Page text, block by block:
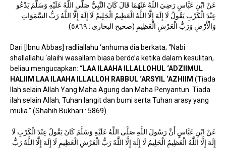
عَنْ ابْنِ عَبَّاسٍ رَضِيَ اللَّهُ عَنْهُمَا قَالَ كَانَ النَّبِيُّ صَلَّى اللَّهُ عَلَيْهِ وَسَلَّمَ يَدْعُو
عِنْدَ الْكَرْبِ يَقُولُ لَا إِلَهَ إِلَّا اللَّهُ الْعَظِيمُ الْحَلِيمُ لَا إِلَهَ إِلَّا اللَّهُ رَبُّ السَّمَوَاتِ
وَالْأَرْضِ وَرَبُّ الْعَرْشِ الْعَظِيمِ (صحيح البخاري : ٥٨٦٩)
Dari [Ibnu Abbas] radliallahu ‘anhuma dia berkata; “Nabi
shallallahu ‘alaihi wasallam biasa berdo’a ketika dalam kesulitan,
beliau mengucapkan: “LAA ILAAHA ILLALLOHUL ‘ADZIIMUL
HALIIM LAA ILAAHA ILLALLOH RABBUL ‘ARSYIL ‘AZHIIM (Tiada
Ilah selain Allah Yang Maha Agung dan Maha Penyantun. Tiada
ilah selain Allah, Tuhan langit dan bumi serta Tuhan arasy yang
mulia.” (Shahih Bukhari : 5869)
عَنْ ابْنِ عَبَّاسٍ أَنَّ رَسُولَ اللَّهِ صَلَّى اللَّهُ عَلَيْهِ وَسَلَّمَ كَانَ يَقُولُ عِنْدَ الْكَرْبِ لَا
إِلَهَ إِلَّا اللَّهُ الْعَظِيمُ الْحَلِيمُ لَا إِلَهَ إِلَّا اللَّهُ رَبُّ الْعَرْشِ الْعَظِيمِ لَا إِلَهَ إِلَّا اللَّهُ رَبُّ